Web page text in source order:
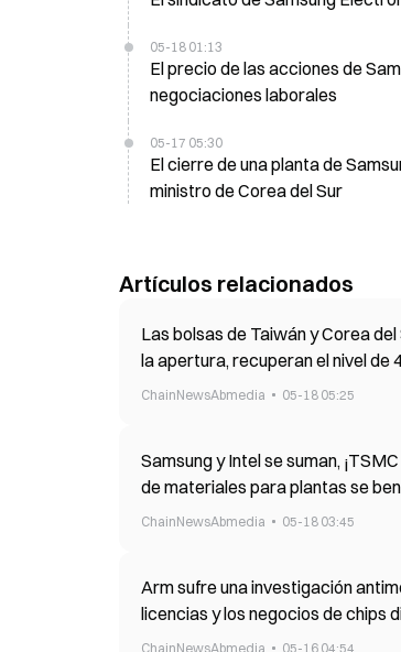
05-18 01:13
El precio de las acciones de
negociaciones laborales
05-17 05:30
El cierre de una planta de
ministro de Corea del Sur
Artículos relacionados
Las bolsas de Taiwán y Corea
la apertura, recuperan el nivel de
máximo de pérdidas.
ChainNewsAbmedia 05-18 05:25
Samsung y Intel se suman,
de materiales para plantas se
ChainNewsAbmedia 05-18 03:45
Arm sufre una investigación
licencias y los negocios de chips
ChainNewsAbmedia 05-16 04:54